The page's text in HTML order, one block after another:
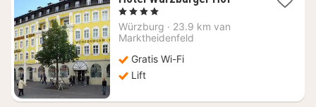
, 4 Sterren
Würzburg · 23.9 km van
Marktheidenfeld
Gratis Wi-Fi
Lift